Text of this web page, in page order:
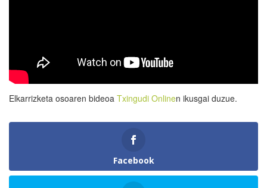
Elkarrizketa osoaren bideoa Txingudi Onlinen ikusgai duzue.
Facebook